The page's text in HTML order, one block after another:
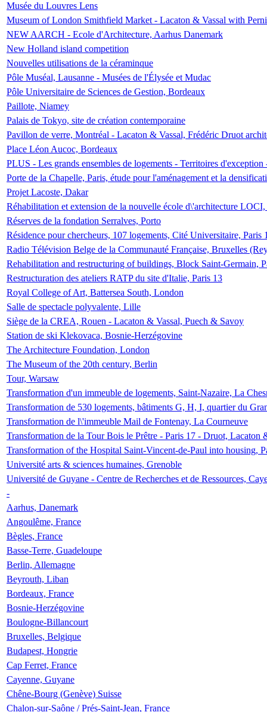
Musée du Louvres Lens
Museum of London Smithfield Market - Lacaton & Vassal with
NEW AARCH - Ecole d'Architecture, Aarhus Danemark
New Holland island competition
Nouvelles utilisations de la céraminque
Pôle Muséal, Lausanne - Musées de l'Élysée et Mudac
Pôle Universitaire de Sciences de Gestion, Bordeaux
Paillote, Niamey
Palais de Tokyo, site de création contemporaine
Pavillon de verre, Montréal - Lacaton & Vassal, Frédéric Druot
Place Léon Aucoc, Bordeaux
PLUS - Les grands ensembles de logements - Territoires
Porte de la Chapelle, Paris, étude pour l'aménagement et la
Projet Lacoste, Dakar
Réhabilitation et extension de la nouvelle école d\'architecture
Réserves de la fondation Serralves, Porto
Résidence pour chercheurs, 107 logements, Cité Universitaire, Paris
Radio Télévision Belge de la Communauté Française, Bruxelles
Rehabilitation and restructuring of buildings, Block Saint-Germain,
Restructuration des ateliers RATP du site d'Italie, Paris 13
Royal College of Art, Battersea South, London
Salle de spectacle polyvalente, Lille
Siège de la CREA, Rouen - Lacaton & Vassal, Puech & Savoy
Station de ski Klekovaca, Bosnie-Herzégovine
The Architecture Foundation, London
The Museum of the 20th century, Berlin
Tour, Warsaw
Transformation d'un immeuble de logements, Saint-Nazaire, La
Transformation de 530 logements, bâtiments G, H, I, quartier du
Transformation de l\'immeuble Mail de Fontenay, La Courneuve
Transformation de la Tour Bois le Prêtre - Paris 17 - Druot, Lacaton
Transformation of the Hospital Saint-Vincent-de-Paul into housing,
Université arts & sciences humaines, Grenoble
Université de Guyane - Centre de Recherches et de Ressources,
-
Aarhus, Danemark
Angoulême, France
Bègles, France
Basse-Terre, Guadeloupe
Berlin, Allemagne
Beyrouth, Liban
Bordeaux, France
Bosnie-Herzégovine
Boulogne-Billancourt
Bruxelles, Belgique
Budapest, Hongrie
Cap Ferret, France
Cayenne, Guyane
Chêne-Bourg (Genève) Suisse
Chalon-sur-Saône / Prés-Saint-Jean, France